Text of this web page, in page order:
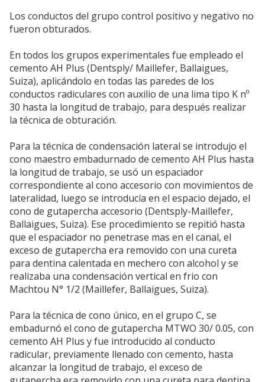
Los conductos del grupo control positivo y negativo no
fueron obturados.
En todos los grupos experimentales fue empleado el
cemento AH Plus (Dentsply/ Maillefer, Ballaigues,
Suiza), aplicándolo en todas las paredes de los
conductos radiculares con auxilio de una lima tipo K nº
30 hasta la longitud de trabajo, para después realizar
la técnica de obturación.
Para la técnica de condensación lateral se introdujo el
cono maestro embadurnado de cemento AH Plus hasta
la longitud de trabajo, se usó un espaciador
correspondiente al cono accesorio con movimientos de
lateralidad, luego se introducía en el espacio dejado, el
cono de gutapercha accesorio (Dentsply-Maillefer,
Ballaigues, Suiza). Ese procedimiento se repitió hasta
que el espaciador no penetrase mas en el canal, el
exceso de gutapercha era removido con una cureta
para dentina calentada en mechero con alcohol y se
realizaba una condensación vertical en frio con
Machtou N° 1/2 (Maillefer, Ballaigues, Suiza).
Para la técnica de cono único, en el grupo C, se
embadurnó el cono de gutapercha MTWO 30/ 0.05, con
cemento AH Plus y fue introducido al conducto
radicular, previamente llenado con cemento, hasta
alcanzar la longitud de trabajo, el exceso de